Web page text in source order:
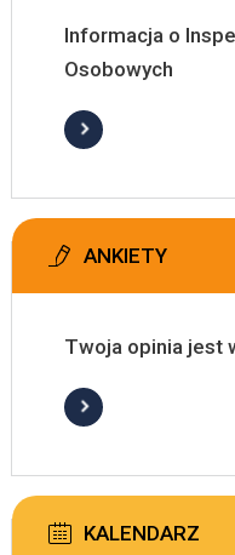
Informacja o
Osobowych
ANKIETY
Twoja opinia jest
KALENDARZ